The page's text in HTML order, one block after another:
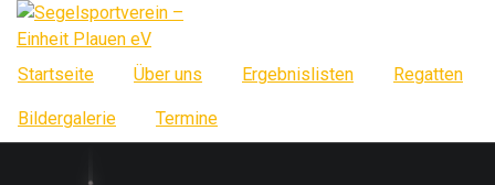
Springe
zum
InhaltStartseite Über uns Ergebnislisten Regatten
Bildergalerie Termine